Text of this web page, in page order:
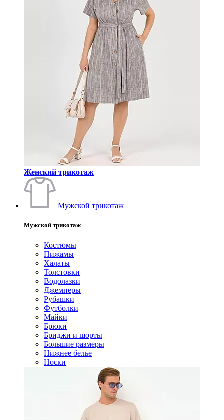
Женский трикотаж
Мужской трикотаж
Мужской трикотаж
Костюмы
Пижамы
Халаты
Толстовки
Водолазки
Джемперы
Рубашки
Футболки
Майки
Брюки
Бриджи и шорты
Большие размеры
Нижнее белье
Носки